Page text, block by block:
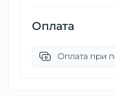
Оплата
Оплата при